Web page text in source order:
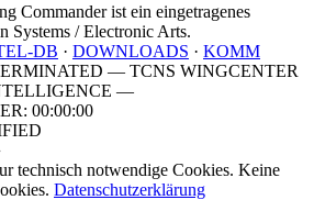
Commander ist ein eingetragenes
Systems / Electronic Arts.
DB · DOWNLOADS · KOMM
— TCNS WINGCENTER
—
00:00:00
technisch notwendige Cookies. Keine
Datenschutzerklärung